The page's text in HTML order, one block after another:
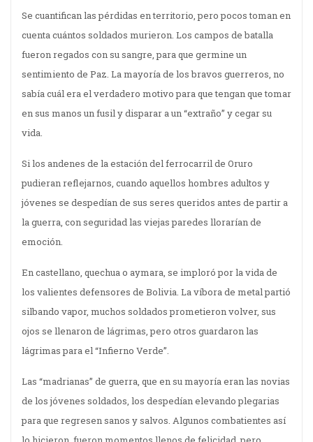
Se cuantifican las pérdidas en territorio, pero pocos toman en
cuenta cuántos soldados murieron. Los campos de batalla
fueron regados con su sangre, para que germine un
sentimiento de Paz. La mayoría de los bravos guerreros, no
sabía cuál era el verdadero motivo para que tengan que tomar
en sus manos un fusil y disparar a un “extraño” y cegar su
vida.
Si los andenes de la estación del ferrocarril de Oruro
pudieran reflejarnos, cuando aquellos hombres adultos y
jóvenes se despedían de sus seres queridos antes de partir a
la guerra, con seguridad las viejas paredes llorarían de
emoción.
En castellano, quechua o aymara, se imploró por la vida de
los valientes defensores de Bolivia. La víbora de metal partió
silbando vapor, muchos soldados prometieron volver, sus
ojos se llenaron de lágrimas, pero otros guardaron las
lágrimas para el “Infierno Verde”.
Las “madrianas” de guerra, que en su mayoría eran las novias
de los jóvenes soldados, los despedían elevando plegarias
para que regresen sanos y salvos. Algunos combatientes así